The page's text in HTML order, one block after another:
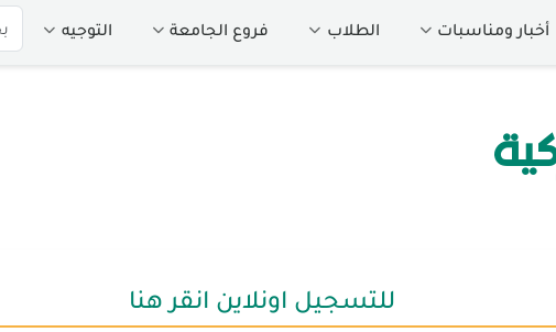
أخبار ومناسبات الطلاب فروع الجامعة التوجيه
للتسجيل اونلاين انقر هنا